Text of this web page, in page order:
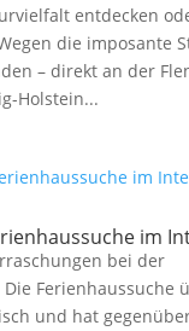
entdecken
die imposante
– direkt an der
Holstein...
im
bei der
Ferienhaussuche
und hat